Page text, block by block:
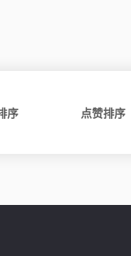
序 点赞排序